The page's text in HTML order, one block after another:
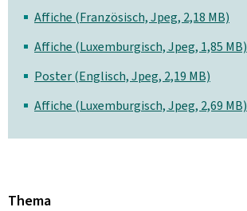
Affiche (Französisch, Jpeg, 2,18 MB)
Affiche (Luxemburgisch, Jpeg, 1,85 MB)
Poster (Englisch, Jpeg, 2,19 MB)
Affiche (Luxemburgisch, Jpeg, 2,69 MB)
Thema